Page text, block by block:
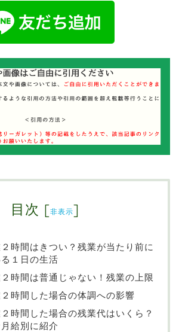
目次 [非表示]
時間はきつい？残業が当たり前に
１日の生活
時間は普通じゃない！残業の上限
時間した場合の体調への影響
時間した場合の残業代はいくら？
給別に紹介